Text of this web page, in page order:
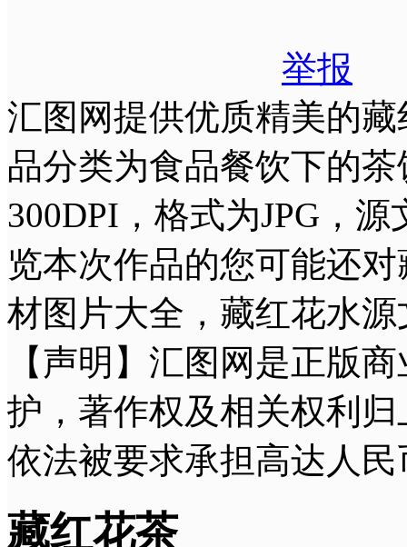
举报
汇图网提供优质精美的
品分类为食品餐饮下的
300DPI，格式为JPG，
览本次作品的您可能还
材图片大全，藏红花水
【声明】汇图网是正版
护，著作权及相关权利
依法被要求承担高达人
藏红花茶